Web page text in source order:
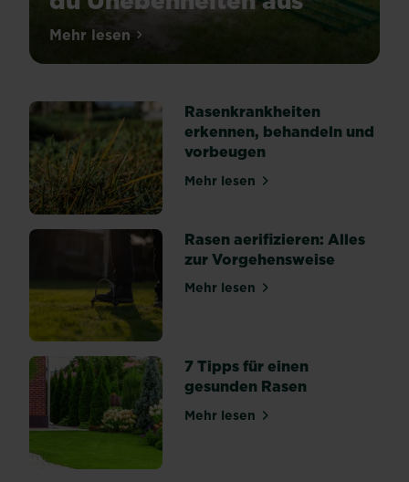
Mehr lesenüber Rasen ebnen: So gleichst du
Rasenkrankheiten
erkennen, behandeln und
vorbeugen
Mehr lesenüber Rasenkrankheiten
Rasen aerifizieren: Alles
zur Vorgehensweise
Mehr lesenüber Rasen aerifizieren:
7 Tipps für einen
gesunden Rasen
Mehr lesenüber 7 Tipps für einen